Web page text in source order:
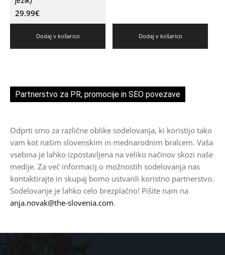
29.99€
Dodaj v košarico Dodaj v košarico
Partnerstvo za PR, promocije in SEO povezave
Odprti smo za različne oblike sodelovanja, ki koristijo tako
vam kot našim slovenskim in mednarodnim bralcem. Vaša
vsebina je lahko izpostavljena na veliko načinov skozi naše
medije. Za več informacij o možnostih sodelovanja nas
kontaktirajte in skupaj bomo ustvarili koristno partnerstvo.
Sodelovanje je lahko celo brezplačno! Pišite nam na
anja.novak@the-slovenia.com.